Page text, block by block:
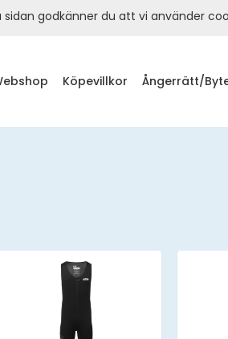
Köpevillkor Ångerrätt/
godkänner du att vi använder